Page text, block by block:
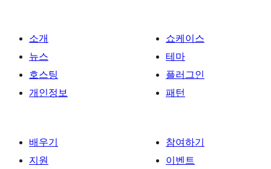
소개
뉴스
호스팅
개인정보
쇼케이스
테마
플러그인
패턴
배우기
지원
참여하기
이벤트